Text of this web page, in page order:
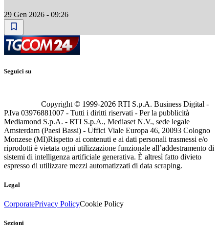
29 Gen 2026 - 09:26
Seguici su
Copyright © 1999-2026 RTI S.p.A. Business Digital -
P.Iva 03976881007 - Tutti i diritti riservati - Per la pubblicità
Mediamond S.p.A. - RTI S.p.A., Mediaset N.V., sede legale
Amsterdam (Paesi Bassi) - Uffici Viale Europa 46, 20093 Cologno
Monzese (MI)Rispetto ai contenuti e ai dati personali trasmessi e/o
riprodotti è vietata ogni utilizzazione funzionale all’addestramento di
sistemi di intelligenza artificiale generativa. È altresì fatto divieto
espresso di utilizzare mezzi automatizzati di data scraping.
Legal
CorporatePrivacy PolicyCookie Policy
Sezioni